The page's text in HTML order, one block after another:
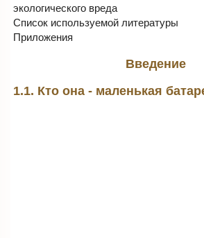
экологического вреда
Список используемой литературы
Приложения
Введение
1.1. Кто она - маленькая